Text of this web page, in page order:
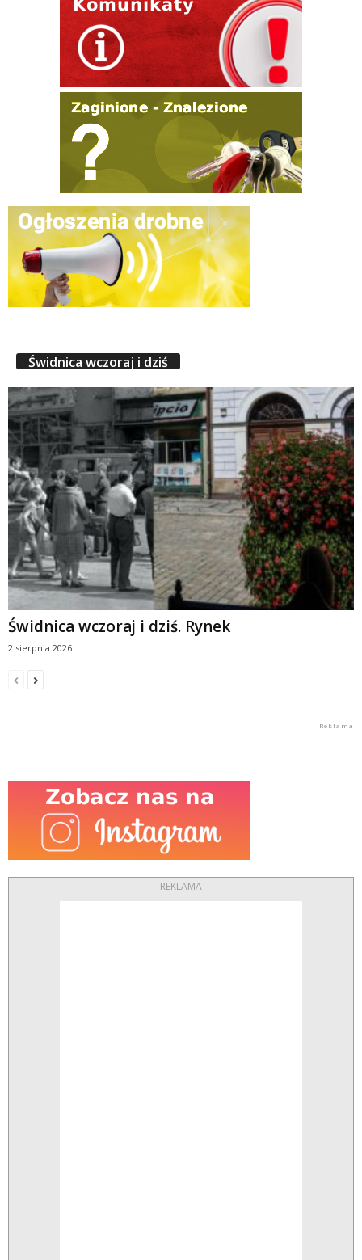
Świdnica wczoraj i dziś
Świdnica wczoraj i dziś. Rynek
2 sierpnia 2026
REKLAMA